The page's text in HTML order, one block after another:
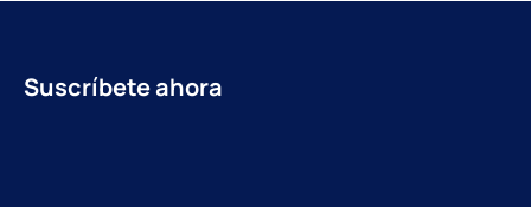
Suscríbete ahora